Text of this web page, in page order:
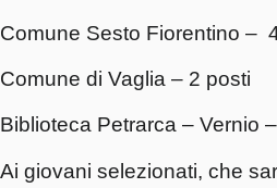
Comune Sesto
Comune di Vaglia –
Biblioteca Petrarca – Vernio
Ai giovani selezionati, che